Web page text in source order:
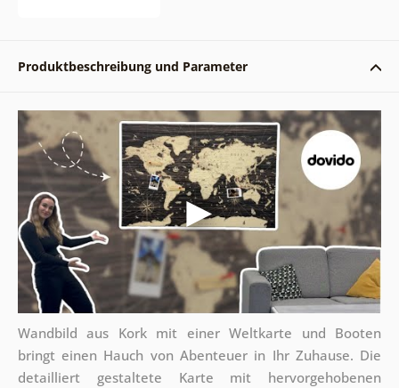
Produktbeschreibung und Parameter
Wandbild aus Kork mit einer Weltkarte und Booten
bringt einen Hauch von Abenteuer in Ihr Zuhause. Die
detailliert gestaltete Karte mit hervorgehobenen